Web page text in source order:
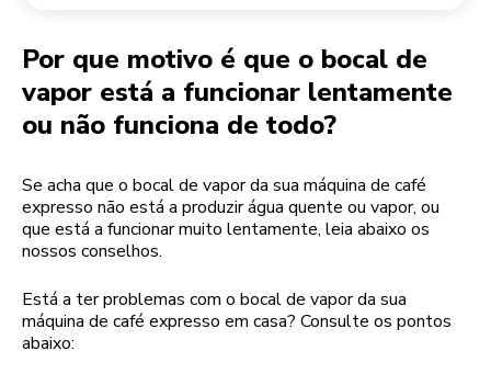
Por que motivo é que o bocal de
vapor está a funcionar lentamente
ou não funciona de todo?
Se acha que o bocal de vapor da sua máquina de café
expresso não está a produzir água quente ou vapor, ou
que está a funcionar muito lentamente, leia abaixo os
nossos conselhos.
Está a ter problemas com o bocal de vapor da sua
máquina de café expresso em casa? Consulte os pontos
abaixo: